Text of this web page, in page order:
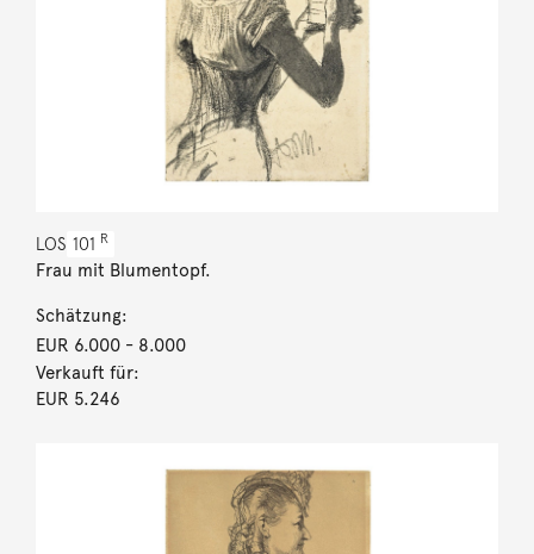
LOS 101 R
Frau mit Blumentopf.
Schätzung:
EUR 6.000- 8.000
Verkauft für:
EUR 5.246